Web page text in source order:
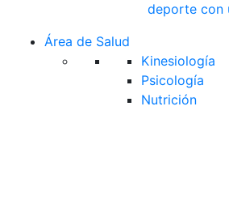
deporte con
Área de Salud
Kinesiología
Psicología
Nutrición